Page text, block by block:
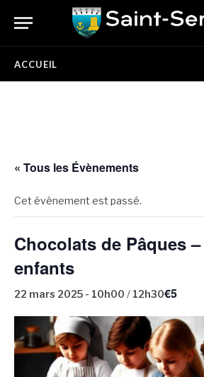
ACCUEIL
« Tous les Évènements
Cet évènement est passé.
Chocolats de Pâques
enfants
22 mars 2025 - 10h00 / 12h30€5